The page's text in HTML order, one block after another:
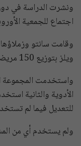
ونشرت الدراسة في
اجتماع للجمعية
وقامت سانتو
ويلز بتوزيع 150 مريضاً بالقلب على ثلاث مجموعات عشوائياً.
واستخدمت المجموعة
الأدوية والثانية
للتعديل فيما لم
ولم يستخدم أي من